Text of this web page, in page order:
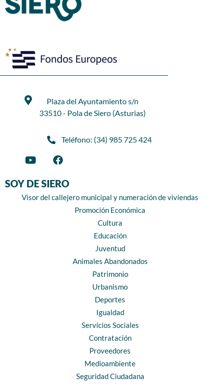
Plaza del Ayuntamiento s/n
33510 - Pola de Siero (Asturias)
Teléfono: (34) 985 725 424
SOY DE SIERO
Visor del callejero municipal y numeración de viviendas
Promoción Económica
Cultura
Educación
Juventud
Animales Abandonados
Patrimonio
Urbanismo
Deportes
Igualdad
Servicios Sociales
Contratación
Proveedores
Medioambiente
Seguridad Ciudadana